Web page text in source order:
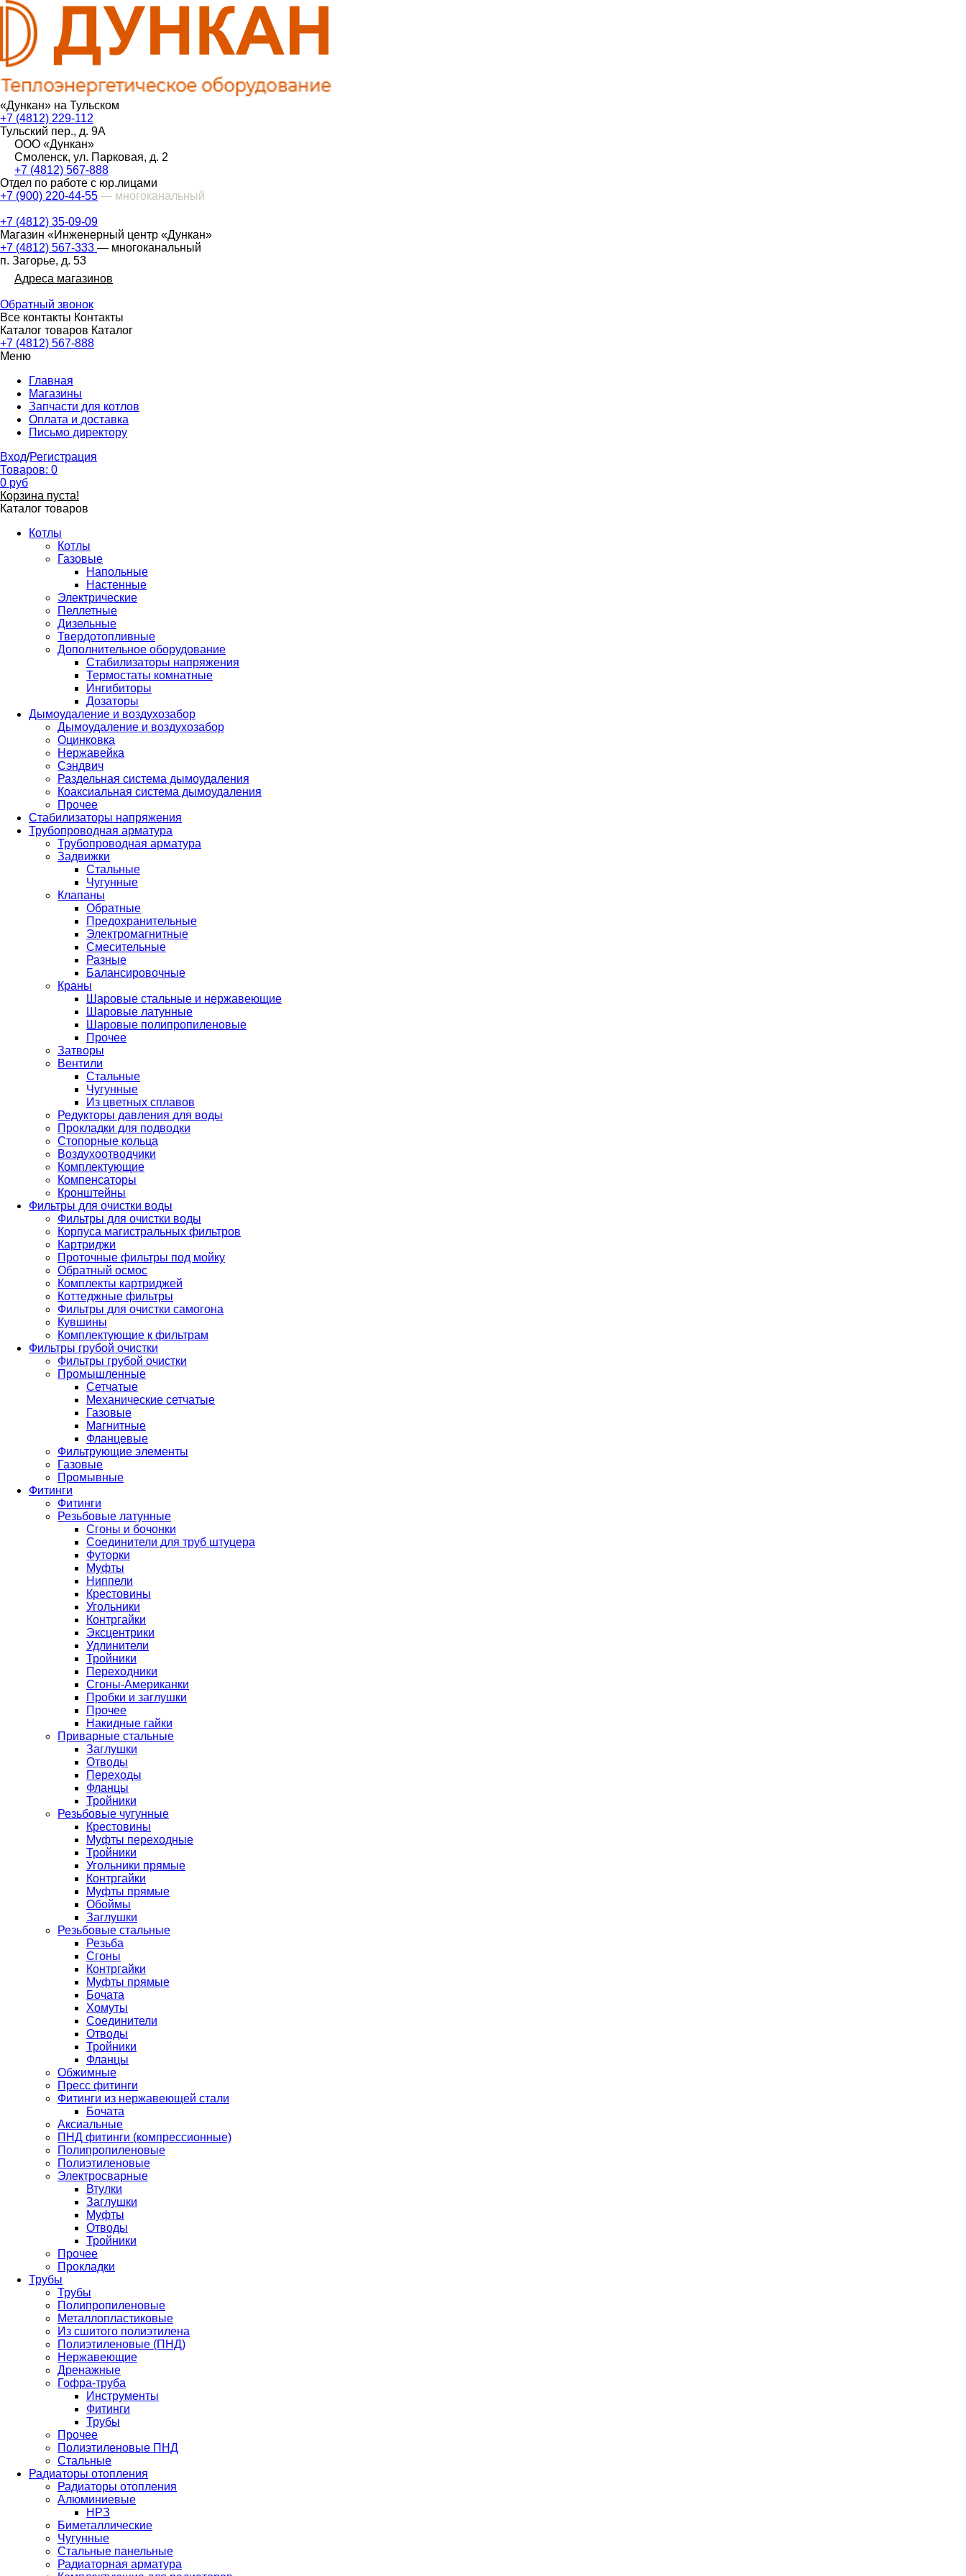
«Дункан» на Тульском
+7 (4812) 229-112
Тульский пер., д. 9А
ООО «Дункан»
Смоленск, ул. Парковая, д. 2
+7 (4812) 567-888
Отдел по работе с юр.лицами
+7 (900) 220-44-55 — многоканальный
+7 (4812) 35-09-09
Магазин «Инженерный центр «Дункан»
+7 (4812) 567-333 — многоканальный
п. Загорье, д. 53
Адреса магазинов
Обратный звонок
Все контакты Контакты
Каталог товаров Каталог
+7 (4812) 567-888
Меню
Главная
Магазины
Запчасти для котлов
Оплата и доставка
Письмо директору
Вход/Регистрация
Товаров: 0
0 руб
Корзина пуста!
Каталог товаров
Котлы
Котлы
Газовые
Напольные
Настенные
Электрические
Пеллетные
Дизельные
Твердотопливные
Дополнительное оборудование
Стабилизаторы напряжения
Термостаты комнатные
Ингибиторы
Дозаторы
Дымоудаление и воздухозабор
Дымоудаление и воздухозабор
Оцинковка
Нержавейка
Сэндвич
Раздельная система дымоудаления
Коаксиальная система дымоудаления
Прочее
Стабилизаторы напряжения
Трубопроводная арматура
Трубопроводная арматура
Задвижки
Стальные
Чугунные
Клапаны
Обратные
Предохранительные
Электромагнитные
Смесительные
Разные
Балансировочные
Краны
Шаровые стальные и нержавеющие
Шаровые латунные
Шаровые полипропиленовые
Прочее
Затворы
Вентили
Стальные
Чугунные
Из цветных сплавов
Редукторы давления для воды
Прокладки для подводки
Стопорные кольца
Воздухоотводчики
Комплектующие
Компенсаторы
Кронштейны
Фильтры для очистки воды
Фильтры для очистки воды
Корпуса магистральных фильтров
Картриджи
Проточные фильтры под мойку
Обратный осмос
Комплекты картриджей
Коттеджные фильтры
Фильтры для очистки самогона
Кувшины
Комплектующие к фильтрам
Фильтры грубой очистки
Фильтры грубой очистки
Промышленные
Сетчатые
Механические сетчатые
Газовые
Магнитные
Фланцевые
Фильтрующие элементы
Газовые
Промывные
Фитинги
Фитинги
Резьбовые латунные
Сгоны и бочонки
Соединители для труб штуцера
Футорки
Муфты
Ниппели
Крестовины
Угольники
Контргайки
Эксцентрики
Удлинители
Тройники
Переходники
Сгоны-Американки
Пробки и заглушки
Прочее
Накидные гайки
Приварные стальные
Заглушки
Отводы
Переходы
Фланцы
Тройники
Резьбовые чугунные
Крестовины
Муфты переходные
Тройники
Угольники прямые
Контргайки
Муфты прямые
Обоймы
Заглушки
Резьбовые стальные
Резьба
Сгоны
Контргайки
Муфты прямые
Бочата
Хомуты
Соединители
Отводы
Тройники
Фланцы
Обжимные
Пресс фитинги
Фитинги из нержавеющей стали
Бочата
Аксиальные
ПНД фитинги (компрессионные)
Полипропиленовые
Полиэтиленовые
Электросварные
Втулки
Заглушки
Муфты
Отводы
Тройники
Прочее
Прокладки
Трубы
Трубы
Полипропиленовые
Металлопластиковые
Из сшитого полиэтилена
Полиэтиленовые (ПНД)
Нержавеющие
Дренажные
Гофра-труба
Инструменты
Фитинги
Трубы
Прочее
Полиэтиленовые ПНД
Стальные
Радиаторы отопления
Радиаторы отопления
Алюминиевые
НРЗ
Биметаллические
Чугунные
Стальные панельные
Радиаторная арматура